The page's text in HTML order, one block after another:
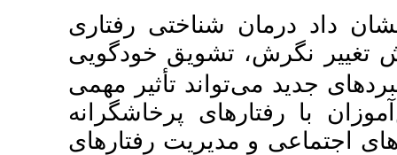
رفتاری
خودگویی
تأثیر مهمی
پرخاشگرانه
رفتارهای